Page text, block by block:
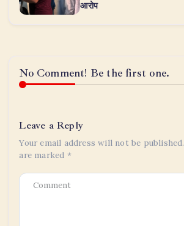
आरोप
No Comment! Be the first one.
Leave a Reply
Your email address will not be published.
are marked *